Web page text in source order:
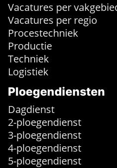
Vacatures per
Vacatures per regio
Procestechniek
Productie
Techniek
Logistiek
Ploegendiensten
Dagdienst
2-ploegendienst
3-ploegendienst
4-ploegendienst
5-ploegendienst